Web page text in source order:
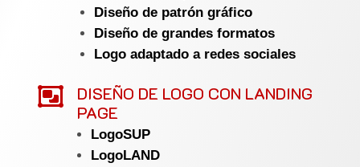
Diseño de patrón gráfico
Diseño de grandes formatos
Logo adaptado a redes sociales

DISEÑO DE LOGO CON LANDING
PAGE
LogoSUP
LogoLAND